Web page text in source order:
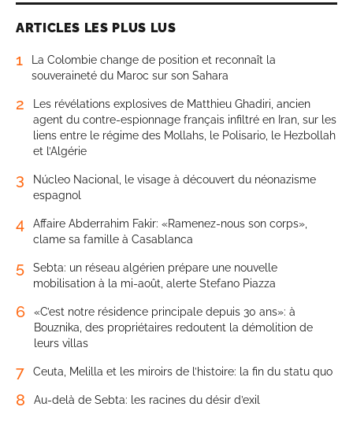
ARTICLES LES PLUS LUS
1
La Colombie change de position et reconnaît la
souveraineté du Maroc sur son Sahara
2
Les révélations explosives de Matthieu Ghadiri, ancien
agent du contre-espionnage français infiltré en Iran, sur les
liens entre le régime des Mollahs, le Polisario, le Hezbollah
et l’Algérie
3
Núcleo Nacional, le visage à découvert du néonazisme
espagnol
4
Affaire Abderrahim Fakir: «Ramenez-nous son corps»,
clame sa famille à Casablanca
5
Sebta: un réseau algérien prépare une nouvelle
mobilisation à la mi-août, alerte Stefano Piazza
6
«C’est notre résidence principale depuis 30 ans»: à
Bouznika, des propriétaires redoutent la démolition de
leurs villas
7 Ceuta, Melilla et les miroirs de l’histoire: la fin du statu quo
8 Au-delà de Sebta: les racines du désir d’exil